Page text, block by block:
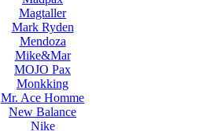
Magtaller
Mark Ryden
Mendoza
Mike&Mar
MOJO Pax
Monkking
Mr. Ace Homme
New Balance
Nike